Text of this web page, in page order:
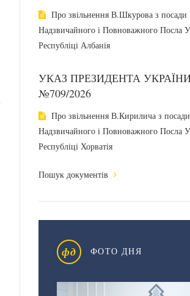
Про звільнення В.Шкурова з посади
Надзвичайного і Повноважного Посла
Республіці Албанія
УКАЗ ПРЕЗИДЕНТА
№709/2026
Про звільнення В.Кирилича з посади
Надзвичайного і Повноважного Посла
Республіці Хорватія
Пошук документів
фд ФОТО ДНЯ